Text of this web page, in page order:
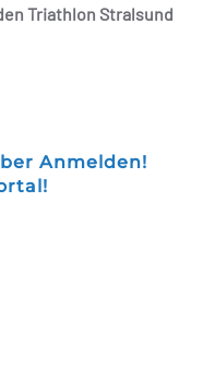
Triathlon Stralsund
Anmelden!